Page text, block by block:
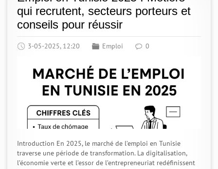
qui recrutent, secteurs porteurs et
conseils pour réussir
3-05-2025, 12:20 Emploi 0
Introduction En 2025, le marché de l’emploi en Tunisie
traverse une période de transformation. La digitalisation,
l’économie verte et l’essor de l’entrepreneuriat redéfinissent